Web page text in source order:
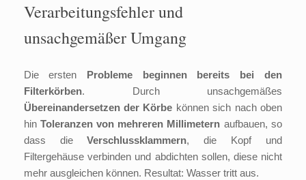
Verarbeitungsfehler und
unsachgemäßer Umgang
Die ersten Probleme beginnen bereits bei den
Filterkörben. Durch unsachgemäßes
Übereinandersetzen der Körbe können sich nach oben
hin Toleranzen von mehreren Millimetern aufbauen, so
dass die Verschlussklammern, die Kopf und
Filtergehäuse verbinden und abdichten sollen, diese nicht
mehr ausgleichen können. Resultat: Wasser tritt aus.